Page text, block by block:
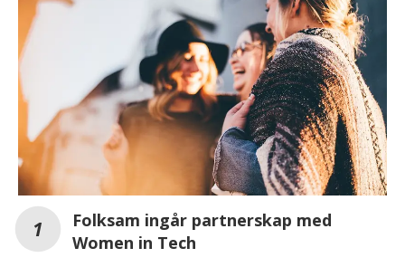
Folksam ingår partnerskap med
Women in Tech